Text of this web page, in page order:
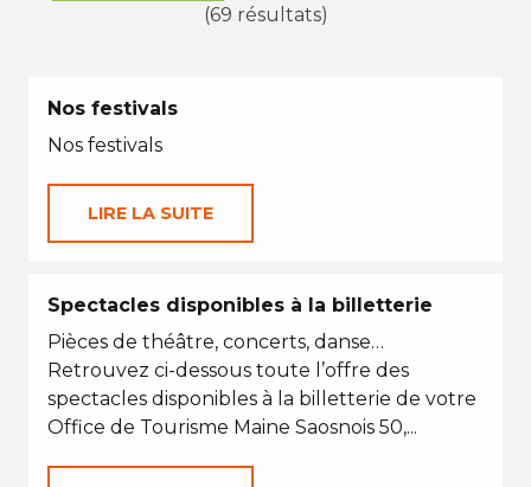
(69 résultats)
Nos festivals
Nos festivals
LIRE LA SUITE
Spectacles disponibles à la billetterie
Pièces de théâtre, concerts, danse…
Retrouvez ci-dessous toute l’offre des
spectacles disponibles à la billetterie de votre
Office de Tourisme Maine Saosnois 50,...